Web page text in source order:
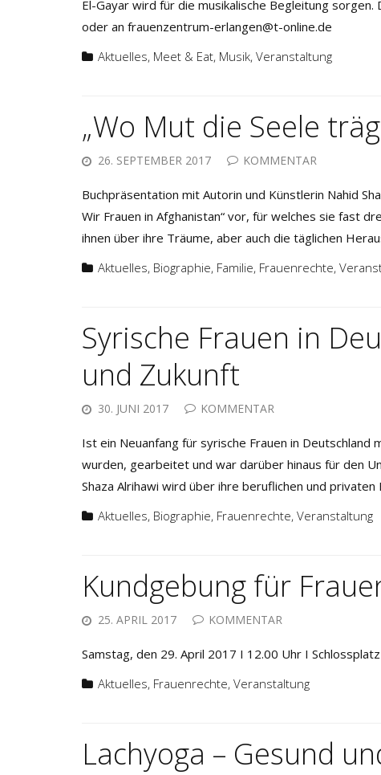
El-Gayar wird für die musikalische Begleitung
oder an frauenzentrum-erlangen@t-online.de
Aktuelles, Meet & Eat, Musik, Veranstaltung
„Wo Mut die Seele
26. SEPTEMBER 2017 KOMMENTAR
Buchpräsentation mit Autorin und Künstlerin Nahid
Wir Frauen in Afghanistan“ vor, für welches sie fast
ihnen über ihre Träume, aber auch die täglichen
Aktuelles, Biographie, Familie, Frauenrechte,
Syrische Frauen in
und Zukunft
30. JUNI 2017 KOMMENTAR
Ist ein Neuanfang für syrische Frauen in Deutschland
wurden, gearbeitet und war darüber hinaus für den
Shaza Alrihawi wird über ihre beruflichen und
Aktuelles, Biographie, Frauenrechte, Veranstaltung
Kundgebung für
25. APRIL 2017 KOMMENTAR
Samstag, den 29. April 2017 I 12.00 Uhr I
Aktuelles, Frauenrechte, Veranstaltung
Lachyoga – Gesund